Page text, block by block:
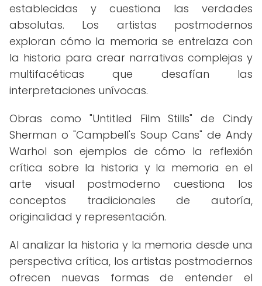
establecidas y cuestiona las verdades
absolutas. Los artistas postmodernos
exploran cómo la memoria se entrelaza con
la historia para crear narrativas complejas y
multifacéticas que desafían las
interpretaciones unívocas.
Obras como "Untitled Film Stills" de Cindy
Sherman o "Campbell's Soup Cans" de Andy
Warhol son ejemplos de cómo la reflexión
crítica sobre la historia y la memoria en el
arte visual postmoderno cuestiona los
conceptos tradicionales de autoría,
originalidad y representación.
Al analizar la historia y la memoria desde una
perspectiva crítica, los artistas postmodernos
ofrecen nuevas formas de entender el